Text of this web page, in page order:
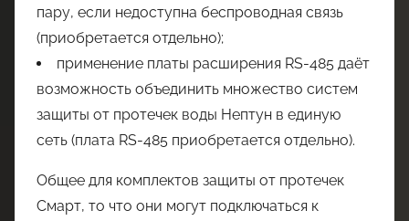
пару, если недоступна беспроводная связь
(приобретается отдельно);
применение платы расширения RS-485 даёт
возможность объединить множество систем
защиты от протечек воды Нептун в единую
сеть (плата RS-485 приобретается отдельно).
Общее для комплектов защиты от протечек
Смарт, то что они могут подключаться к